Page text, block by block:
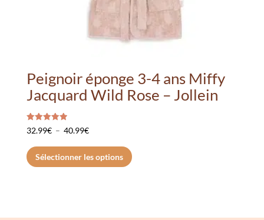
produit
Peignoir éponge 3-4 ans Miffy
Jacquard Wild Rose – Jollein
Note
5.00
32.99€ – 40.99€Plage
de
prix :
Sélectionner les options
produit